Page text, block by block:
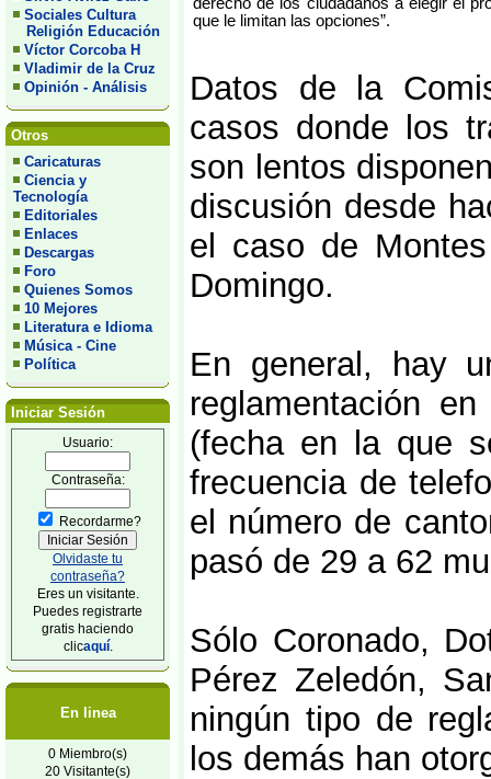
Sociales Cultura
Religión Educación
Víctor Corcoba H
Vladimir de la Cruz
Opinión - Análisis
Otros
Caricaturas
Ciencia y
Tecnología
Editoriales
Enlaces
Descargas
Foro
Quienes Somos
10 Mejores
Literatura e Idioma
Música - Cine
Política
Iniciar Sesión
Usuario:
Contraseña:
Recordarme?
Olvidaste tu
contraseña?
Eres un visitante.
Puedes registrarte
gratis haciendo
clicaquí.
En linea
0 Miembro(s)
20 Visitante(s)
que le limitan las opciones”.
Datos de la
casos donde los
son lentos
discusión desde
el caso de
Domingo.
En general, hay
reglamentación
(fecha en la que
frecuencia de
el número de
pasó de 29 a 62
Sólo Coronado,
Pérez Zeledón,
ningún tipo de
los demás han